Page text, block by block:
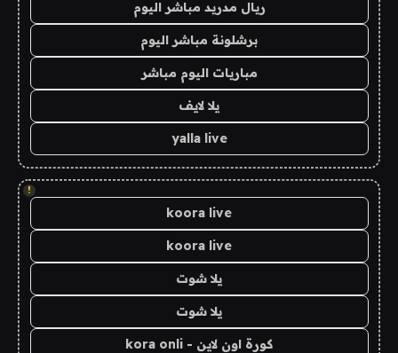
ريال مدريد مباشر اليوم
برشلونة مباشر اليوم
مباريات اليوم مباشر
يلا لايف
yalla live
!
koora live
koora live
يلا شوت
يلا شوت
كورة اون لاين - kora onli